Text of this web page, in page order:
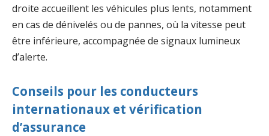
droite accueillent les véhicules plus lents, notamment
en cas de dénivelés ou de pannes, où la vitesse peut
être inférieure, accompagnée de signaux lumineux
d’alerte.
Conseils pour les conducteurs
internationaux et vérification
d’assurance